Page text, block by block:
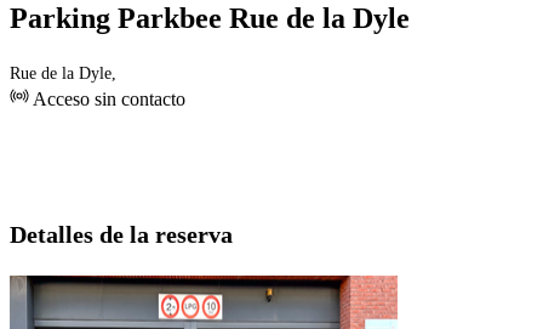
Parking Parkbee Rue de la Dyle
Rue de la Dyle,
Acceso sin contacto
Detalles de la reserva